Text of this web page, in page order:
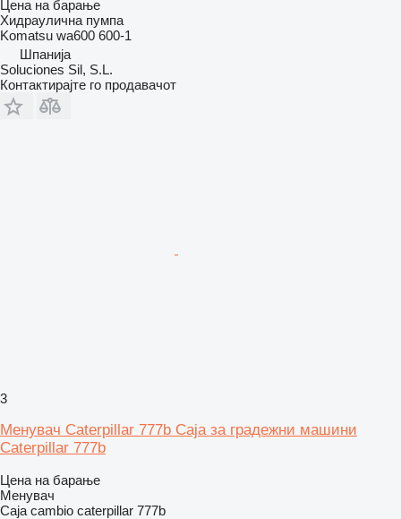
Цена на барање
Хидраулична пумпа
Komatsu wa600 600-1
Шпанија
Soluciones Sil, S.L.
Контактирајте го продавачот
3
Менувач Caterpillar 777b Caja за градежни машини
Caterpillar 777b
Цена на барање
Менувач
Caja cambio caterpillar 777b